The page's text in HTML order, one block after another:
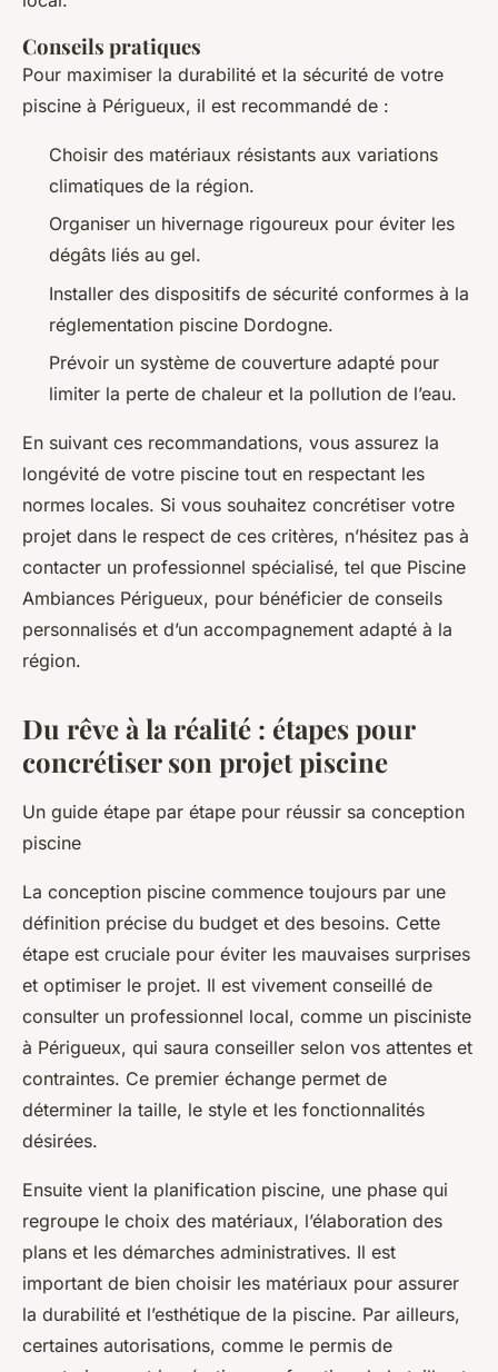
Conseils pratiques
Pour maximiser la durabilité et la sécurité de votre
piscine à Périgueux, il est recommandé de :
Choisir des matériaux résistants aux variations
climatiques de la région.
Organiser un hivernage rigoureux pour éviter les
dégâts liés au gel.
Installer des dispositifs de sécurité conformes à la
réglementation piscine Dordogne.
Prévoir un système de couverture adapté pour
limiter la perte de chaleur et la pollution de l’eau.
En suivant ces recommandations, vous assurez la
longévité de votre piscine tout en respectant les
normes locales. Si vous souhaitez concrétiser votre
projet dans le respect de ces critères, n’hésitez pas à
contacter un professionnel spécialisé, tel que Piscine
Ambiances Périgueux, pour bénéficier de conseils
personnalisés et d’un accompagnement adapté à la
région.
Du rêve à la réalité : étapes pour
concrétiser son projet piscine
Un guide étape par étape pour réussir sa conception
piscine
La conception piscine commence toujours par une
définition précise du budget et des besoins. Cette
étape est cruciale pour éviter les mauvaises surprises
et optimiser le projet. Il est vivement conseillé de
consulter un professionnel local, comme un pisciniste
à Périgueux, qui saura conseiller selon vos attentes et
contraintes. Ce premier échange permet de
déterminer la taille, le style et les fonctionnalités
désirées.
Ensuite vient la planification piscine, une phase qui
regroupe le choix des matériaux, l’élaboration des
plans et les démarches administratives. Il est
important de bien choisir les matériaux pour assurer
la durabilité et l’esthétique de la piscine. Par ailleurs,
certaines autorisations, comme le permis de